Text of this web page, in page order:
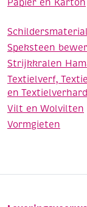
Papier en Karton
Speksteen
Strijkkralen
Textielverf,
en
Vilt en Wolvilten
Vormgieten